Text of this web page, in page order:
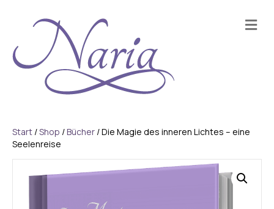
Start /Shop /Bücher / Die Magie des inneren Lichtes – eine
Seelenreise